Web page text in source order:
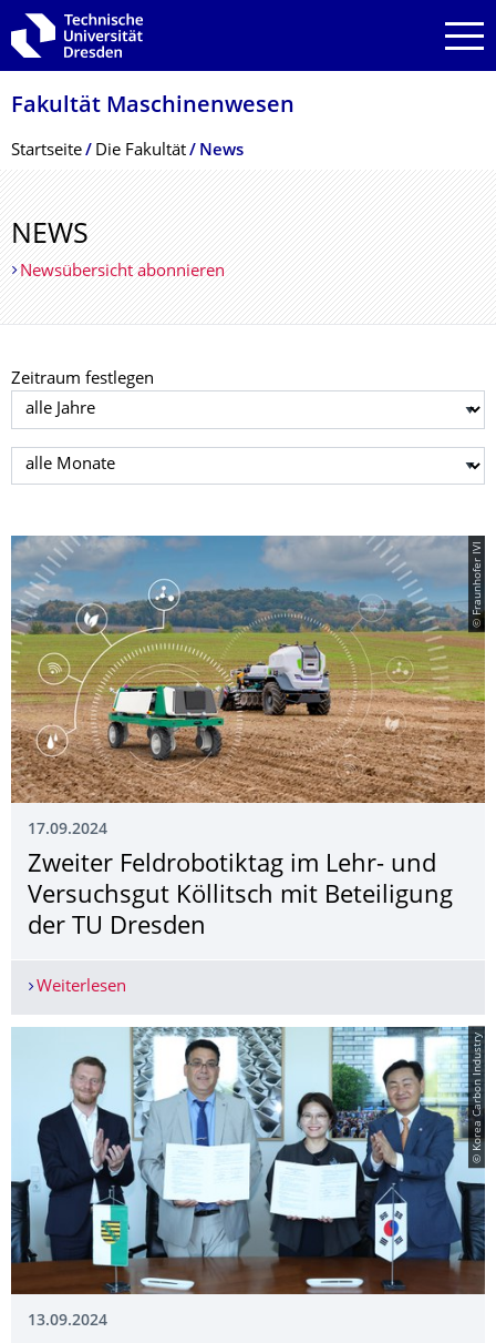
Zur Hauptnavigation springen
Zur Suche springen
Zum Inhalt springen
Fakultät Maschinenwesen
Breadcrumb-Menü
Startseite Die Fakultät News
NEWS
Newsübersicht abonnieren
Zeitraum festlegen
Jahr auswählen
Monat auswählen
© Fraunhofer IVI
17.09.2024
Zweiter Feldrobotiktag im Lehr- und
Versuchsgut Köllitsch mit Beteiligung
der TU Dresden
Weiterlesen
© Korea Carbon Industry
13.09.2024